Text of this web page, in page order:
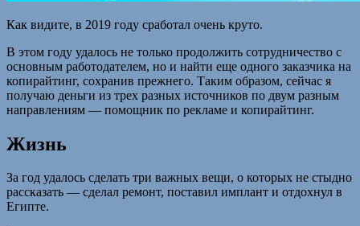
Как видите, в 2019 году сработал очень круто.
В этом году удалось не только продолжить сотрудничество с
основным работодателем, но и найти еще одного заказчика на
копирайтинг, сохранив прежнего. Таким образом, сейчас я
получаю деньги из трех разных источников по двум разным
направлениям — помощник по рекламе и копирайтинг.
Жизнь
За год удалось сделать три важных вещи, о которых не стыдно
рассказать — сделал ремонт, поставил имплант и отдохнул в
Египте.